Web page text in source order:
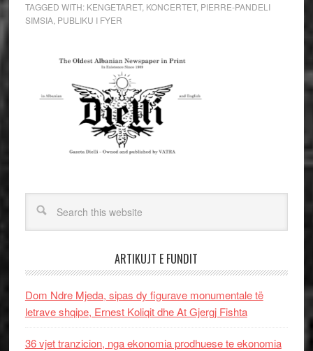
TAGGED WITH: KENGETARET, KONCERTET, PIERRE-PANDELI
SIMSIA, PUBLIKU I FYER
ARTIKUJT E FUNDIT
Dom Ndre Mjeda, sipas dy figurave monumentale të
letrave shqipe, Ernest Koliqit dhe At Gjergj Fishta
36 vjet tranzicion, nga ekonomia prodhuese te ekonomia